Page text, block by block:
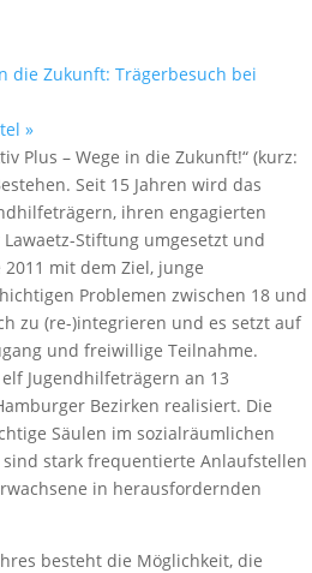
die Zukunft: Trägerbesuch bei
»
Plus – Wege in die Zukunft!“ (kurz:
Seit 15 Jahren wird das
ihren engagierten
Stiftung umgesetzt und
mit dem Ziel, junge
Problemen zwischen 18 und
zu (re-)integrieren und es setzt auf
und freiwillige Teilnahme.
Jugendhilfeträgern an 13
Bezirken realisiert. Die
Säulen im sozialräumlichen
stark frequentierte Anlaufstellen
in herausfordernden
besteht die Möglichkeit, die